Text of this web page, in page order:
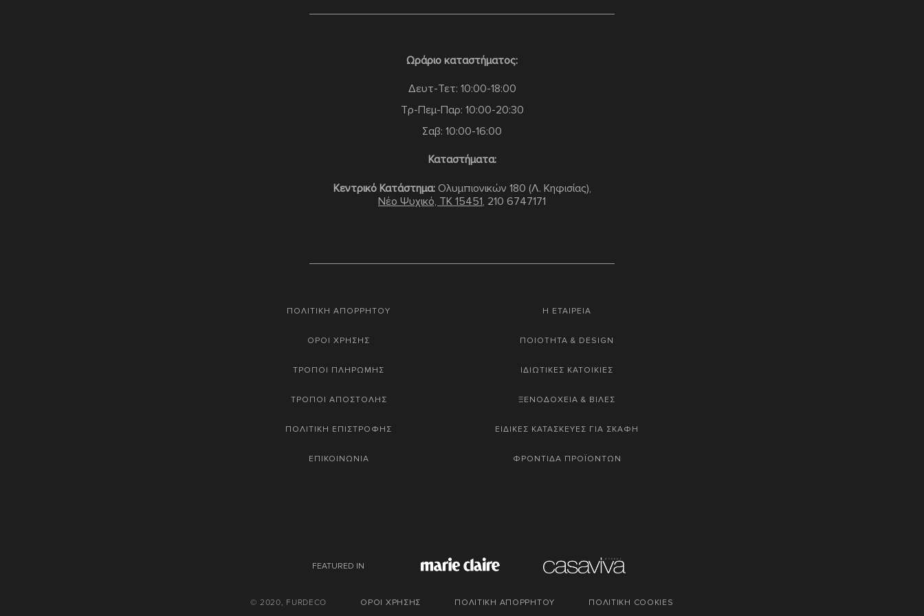
Ωράριο καταστήματος:
Δευτ-Τετ: 10:00-18:00
Τρ-Πεμ-Παρ: 10:00-20:30
Σαβ: 10:00-16:00
Καταστήματα:
Κεντρικό Κατάστημα:Ολυμπιονικών 180 (Λ. Κηφισίας),
Νέο Ψυχικό, TK 15451, 210 6747171
ΠΟΛΙΤΙΚΗ ΑΠΟΡΡΗΤΟΥ
ΟΡΟΙ ΧΡΗΣΗΣ
ΤΡΟΠΟΙ ΠΛΗΡΩΜΗΣ
ΤΡΟΠΟΙ ΑΠΟΣΤΟΛΗΣ
ΠΟΛΙΤΙΚΗ ΕΠΙΣΤΡΟΦΗΣ
ΕΠΙΚΟΙΝΩΝΙΑ
Η ΕΤΑΙΡΕΙΑ
ΠΟΙΟΤΗΤΑ & DESIGN
ΙΔΙΩΤΙΚΕΣ ΚΑΤΟΙΚΙΕΣ
ΞΕΝΟΔΟΧΕΙΑ & ΒΙΛΕΣ
ΕΙΔΙΚΕΣ ΚΑΤΑΣΚΕΥΕΣ ΓΙΑ ΣΚΑΦΗ
ΦΡΟΝΤΙΔΑ ΠΡΟΪΟΝΤΩΝ
FEATURED IN
© 2020, FURDECO ΟΡΟΙ ΧΡΗΣΗΣ ΠΟΛΙΤΙΚΗ ΑΠΟΡΡΗΤΟΥ ΠΟΛΙΤΙΚΗ COOKIES